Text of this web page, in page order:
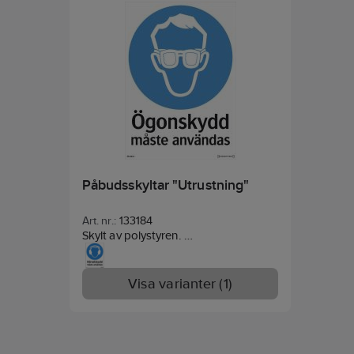
Påbudsskyltar "Utrustning"
Art. nr.: 133184
Skylt av polystyren.
Artikel 603651 lev utan siffror och bör
graveras.
Visa varianter (1)